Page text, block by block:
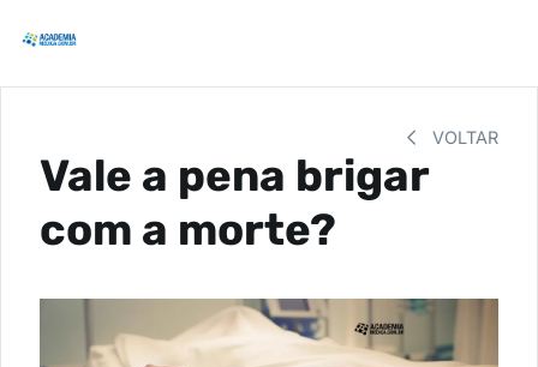
VOLTAR
Vale a pena brigar
com a morte?